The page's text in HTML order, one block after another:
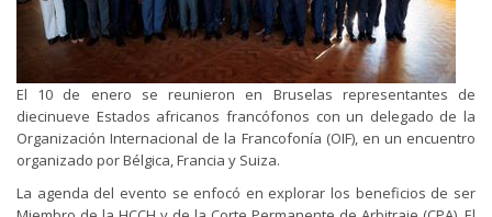
El 10 de enero se reunieron en Bruselas representantes de
diecinueve Estados africanos francófonos con un delegado de la
Organización Internacional de la Francofonía (OIF), en un encuentro
organizado por Bélgica, Francia y Suiza.
La agenda del evento se enfocó en explorar los beneficios de ser